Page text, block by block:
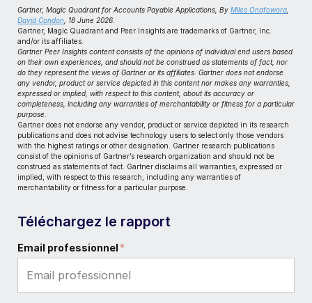
Gartner, Magic Quadrant for Accounts Payable Applications, By Miles Onafowora
David Condon , 18 June 2026.
Gartner, Magic Quadrant and Peer Insights are trademarks of Gartner, Inc.
and/or its affiliates.
Gartner Peer Insights content consists of the opinions of individual end users based
on their own experiences, and should not be construed as statements of fact, nor
do they represent the views of Gartner or its affiliates. Gartner does not endorse
any vendor, product or service depicted in this content nor makes any warranties,
expressed or implied, with respect to this content, about its accuracy or
completeness, including any warranties of merchantability or fitness for a particular
purpose.
Gartner does not endorse any vendor, product or service depicted in its research
publications and does not advise technology users to select only those vendors
with the highest ratings or other designation. Gartner research publications
consist of the opinions of Gartner’s research organization and should not be
construed as statements of fact. Gartner disclaims all warranties, expressed or
implied, with respect to this research, including any warranties of
merchantability or fitness for a particular purpose.
Téléchargez le rapport
Email professionnel *